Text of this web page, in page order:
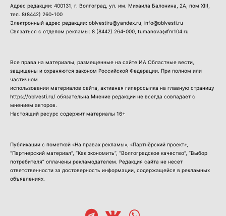
Адрес редакции: 400131, г. Волгоград, ул. им. Михаила Балонина, 2А, пом XIII,
тел. 8(8442) 260-100
Электронный адрес редакции: oblvestiru@yandex.ru, info@oblvesti.ru
Связаться с отделом рекламы: 8 (8442) 264-000 , tumanova@fm104.ru
Все права на материалы, размещенные на сайте ИА Областные вести,
защищены и охраняются законом Российской Федерации. При полном или
частичном
использовании материалов сайта, активная гиперссылка на главную страницу
https://oblvesti.ru/ обязательна.Мнение редакции не всегда совпадает с
мнением авторов.
Настоящий ресурс содержит материалы 16+
Публикации с пометкой «На правах рекламы», «Партнёрский проект»,
“Партнерский материал”, “Как экономить”, “Волгоградское качество”, “Выбор
потребителя” оплачены рекламодателем. Редакция сайта не несет
ответственности за достоверность информации, содержащейся в рекламных
объявлениях.